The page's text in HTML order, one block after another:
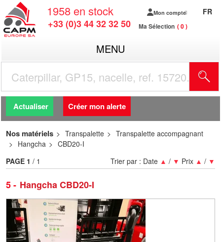
1958 en stock
+33 (0)3 44 32 32 50
Mon compte
Ma Sélection 0
FR
MENU
Actualiser Créer mon alerte
Nos matériels Transpalette
Transpalette accompagnant
Hangcha
CBD20-I
5 Hangcha CBD20-I
Trier par : Date ▲ / ▼ Prix ▲ / ▼
PAGE 1 / 1